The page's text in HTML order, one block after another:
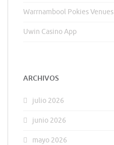
Warrnambool Pokies Venues
Uwin Casino App
ARCHIVOS
julio 2026
junio 2026
mayo 2026